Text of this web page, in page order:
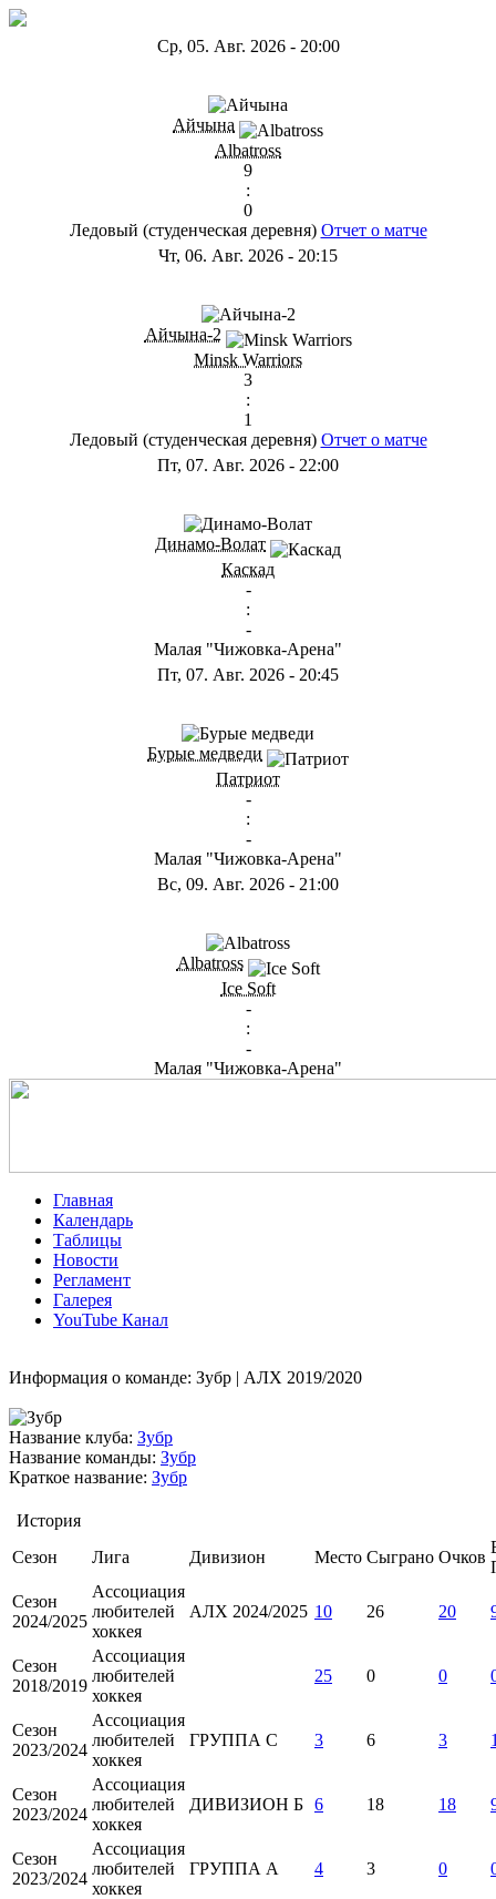
Ср, 05. Авг. 2026- 20:00
Айчына
Albatross
9
:
0
Ледовый (студенческая деревня) Отчет о матче
Чт, 06. Авг. 2026 - 20:15
Айчына-2
Minsk Warriors
3
:
1
Ледовый (студенческая деревня) Отчет о матче
Пт, 07. Авг. 2026 - 22:00
Динамо-Волат
Каскад
-
:
-
Малая "Чижовка-Арена"
Пт, 07. Авг. 2026 - 20:45
Бурые медведи
Патриот
-
:
-
Малая "Чижовка-Арена"
Вс, 09. Авг. 2026 - 21:00
Albatross
Ice Soft
-
:
-
Малая "Чижовка-Арена"
Главная
Календарь
Таблицы
Новости
Регламент
Галерея
YouTube Канал
Информация о команде: Зубр | АЛХ 2019/2020
Название клуба: Зубр
Название команды: Зубр
Краткое название: Зубр
История
Сезон
Лига Дивизион Место Сыграно Очков
Сезон
2024/2025
Ассоциация
любителей
хоккея
АЛХ 2024/2025 10 26 20
Сезон
2018/2019
Ассоциация
любителей
хоккея
25 0 0
Сезон
2023/2024
Ассоциация
любителей
хоккея
ГРУППА С 3 6 3
Сезон
2023/2024
Ассоциация
любителей
хоккея
ДИВИЗИОН Б 6 18 18
Сезон
2023/2024
Ассоциация
любителей
хоккея
ГРУППА А 4 3 0